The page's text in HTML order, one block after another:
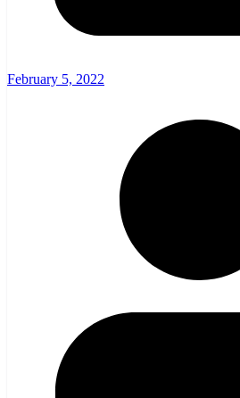
February 5, 2022